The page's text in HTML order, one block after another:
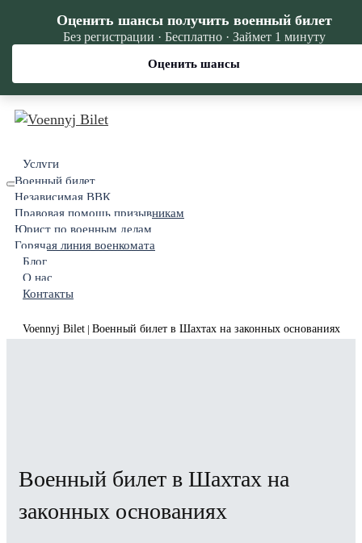
Услуги
Военный билет
Независимая ВВК
Правовая помощь призывникам
Юрист по военным делам
Горячая линия военкомата
Блог
О нас
Контакты
Voennyj Bilet Военный билет в Шахтах на законных основаниях
Военный билет в Шахтах на
законных основаниях
Оценить шансы получить военный билет
Без регистрации · Бесплатно · Займет 1 минуту
Оценить шансы